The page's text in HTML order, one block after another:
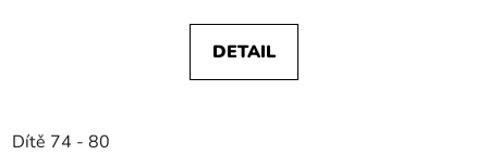
DETAIL
Dítě 74 - 80